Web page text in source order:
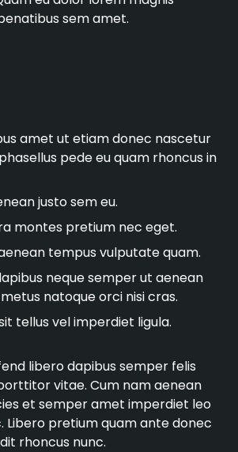
sem amet.
amet ut etiam donec nascetur
pede eu quam rhoncus in
justo sem eu.
montes pretium nec eget.
tempus vulputate quam.
neque semper ut aenean
natoque orci nisi cras.
tellus vel imperdiet ligula.
libero dapibus semper felis
vitae. Cum nam aenean
et semper amet imperdiet leo
Libero pretium quam ante donec
rhoncus nunc.